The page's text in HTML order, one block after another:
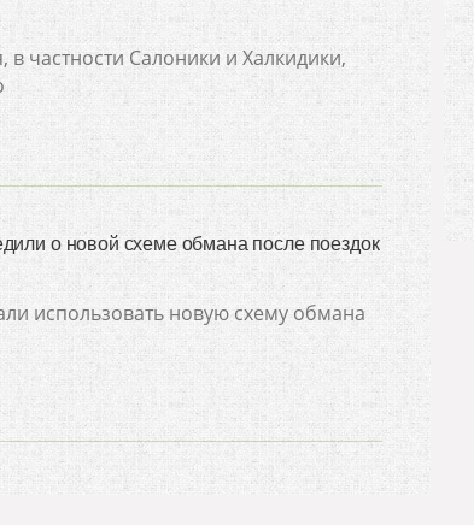
в частности Салоники и Халкидики,
о новой схеме обмана после поездок
использовать новую схему обмана